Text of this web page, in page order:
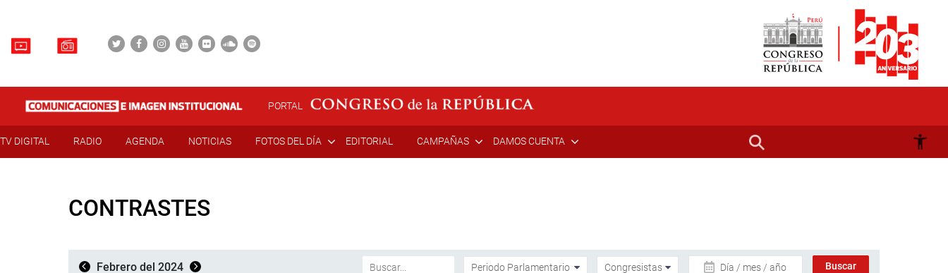
PORTAL
TV DIGITAL RADIO AGENDA NOTICIAS FOTOS DEL DÍA EDITORIAL CAMPAÑAS DAMOS CUENTA
CONTRASTES
Febrero del 2024 Día / mes / año